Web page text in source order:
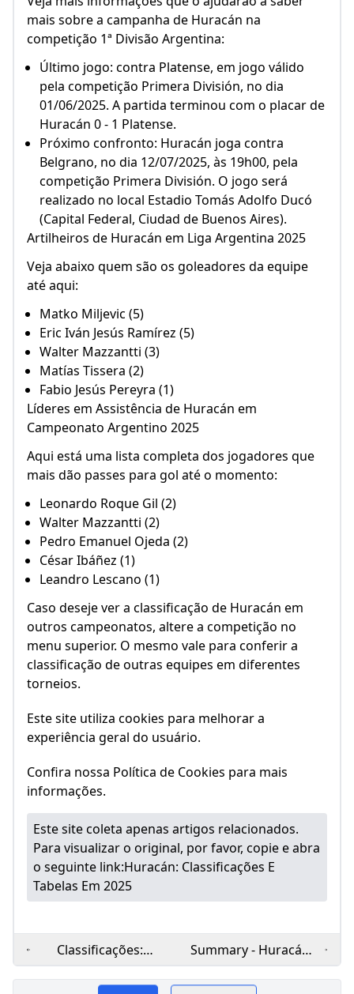
Último jogo: contra Platense, em jogo válido
pela competição Primera División, no dia
01/06/2025. A partida terminou com o placar de
Huracán 0 - 1 Platense.
Próximo confronto: Huracán joga contra
Belgrano, no dia 12/07/2025, às 19h00, pela
competição Primera División. O jogo será
realizado no local Estadio Tomás Adolfo Ducó
(Capital Federal, Ciudad de Buenos Aires).
Artilheiros de Huracán em Liga Argentina 2025
Veja abaixo quem são os goleadores da equipe
até aqui:
Eric Iván Jesús Ramírez (5)
Walter Mazzantti (3)
Matías Tissera (2)
Fabio Jesús Pereyra (1)
Líderes em Assistência de Huracán em
Campeonato Argentino 2025
Aqui está uma lista completa dos jogadores que
mais dão passes para gol até o momento:
Walter Mazzantti (2)
Pedro Emanuel Ojeda (2)
César Ibáñez (1)
Leandro Lescano (1)
Caso deseje ver a classificação de Huracán em
outros campeonatos, altere a competição no
menu superior. O mesmo vale para conferir a
classificação de outras equipes em diferentes
torneios.
Este site utiliza cookies para melhorar a
experiência geral do usuário.
Confira nossa Política de Cookies para mais
informações.
Este site coleta apenas artigos relacionados.
Para visualizar o original, por favor, copie e abra
o seguinte link:Huracán: Classificações E
Tabelas Em 2025
Classificações:
Gimnasia La Plata
Feminino -
08/09/2024
squad statistics
photos videos and
news - Soccerway
Baixar Leia Mais...